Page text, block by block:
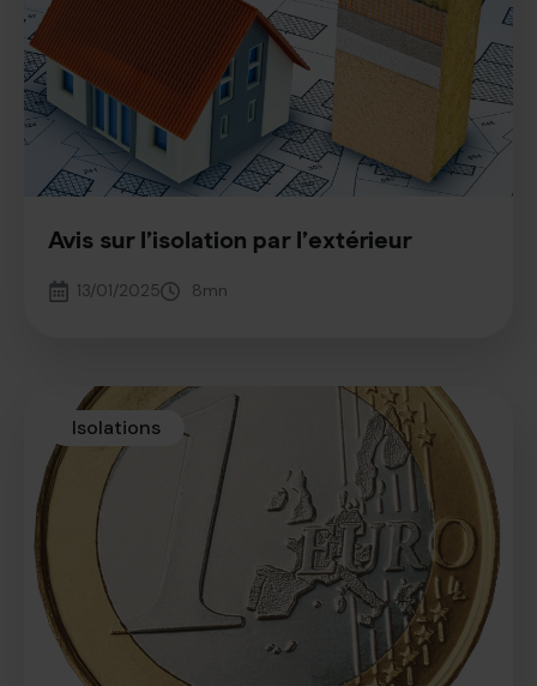
Avis sur l’isolation par l’extérieur
13/01/2025 8mn
Isolations